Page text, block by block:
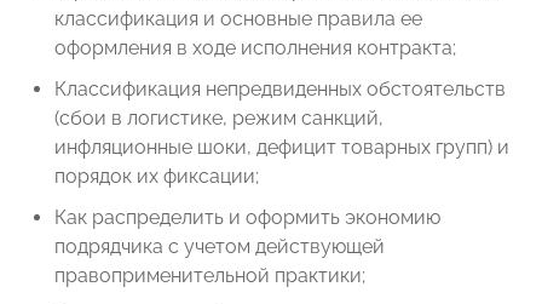
классификация и основные правила ее
оформления в ходе исполнения контракта;
Классификация непредвиденных обстоятельств
(сбои в логистике, режим санкций,
инфляционные шоки, дефицит товарных групп) и
порядок их фиксации;
Как распределить и оформить экономию
подрядчика с учетом действующей
правоприменительной практики;